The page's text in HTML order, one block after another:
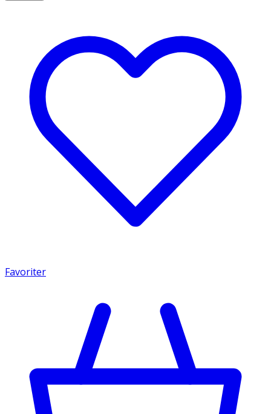
Favoriter